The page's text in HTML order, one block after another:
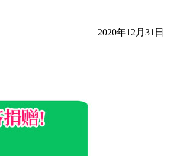
2020年12月31日